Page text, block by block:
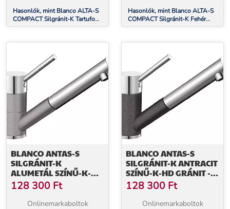
Hasonlók, mint Blanco ALTA-S
COMPACT Silgránit-K Tartufo
színű-K Gránit - króm csaptelep
Hasonlók, mint Blanco ALTA-S
COMPACT Silgránit-K Fehér
színű-K Gránit - króm csaptelep
BLANCO ANTAS-S
SILGRÁNIT-K
ALUMETÁL SZÍNŰ-K-HD
GRÁNIT - KRÓM
CSAPTELEP (515349)
128 300 Ft
Onlinemarkaboltok
BLANCO ANTAS-S
SILGRÁNIT-K ANTRACIT
SZÍNŰ-K-HD GRÁNIT -
KRÓM CSAPTELEP
(515356)
128 300 Ft
Onlinemarkaboltok